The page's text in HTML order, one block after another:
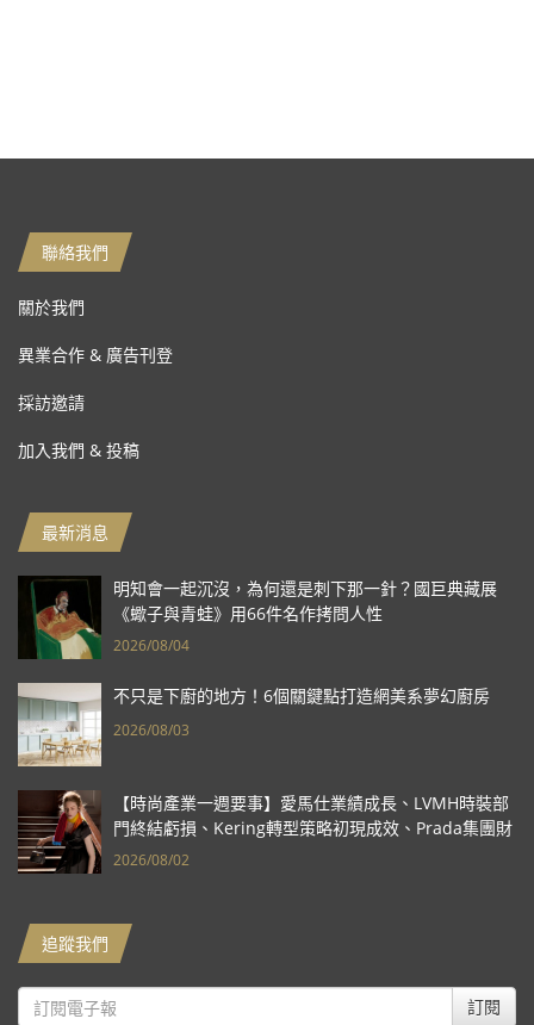
聯絡我們
關於我們
異業合作 & 廣告刊登
採訪邀請
加入我們 & 投稿
最新消息
明知會一起沉沒，為何還是刺下那一針？國巨典藏展
《蠍子與青蛙》用66件名作拷問人性
2026/08/04
不只是下廚的地方！6個關鍵點打造網美系夢幻廚房
2026/08/03
【時尚產業一週要事】愛馬仕業績成長、LVMH時裝部
門終結虧損、Kering轉型策略初現成效、Prada集團財
報亮眼
2026/08/02
追蹤我們
訂閱